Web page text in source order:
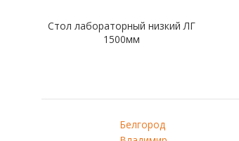
Стол лабораторный низкий ЛГ
1500мм
Белгород